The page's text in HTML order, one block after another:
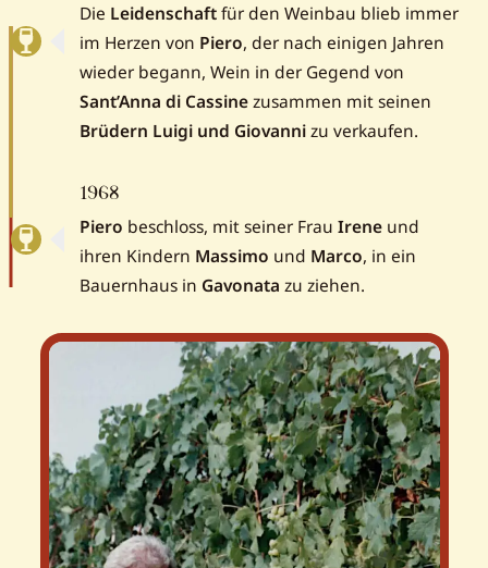
Die Leidenschaftfür den Weinbau blieb immer
im Herzen von Piero, der nach einigen Jahren
wieder begann, Wein in der Gegend von
Sant’Anna di Cassinezusammen mit seinen
Brüdern Luigi und Giovannizu verkaufen.
1968
Piero beschloss, mit seiner Frau Irene und
ihren Kindern Massimo und Marco, in ein
Bauernhaus in Gavonata zu ziehen.